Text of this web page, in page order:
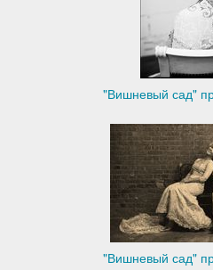
"Вишневый сад"
"Вишневый сад"